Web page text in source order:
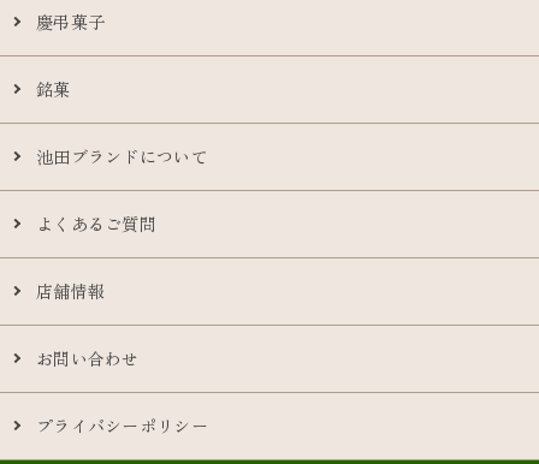
慶弔菓子
銘菓
池田ブランドについて
よくあるご質問
店舗情報
お問い合わせ
プライバシーポリシー